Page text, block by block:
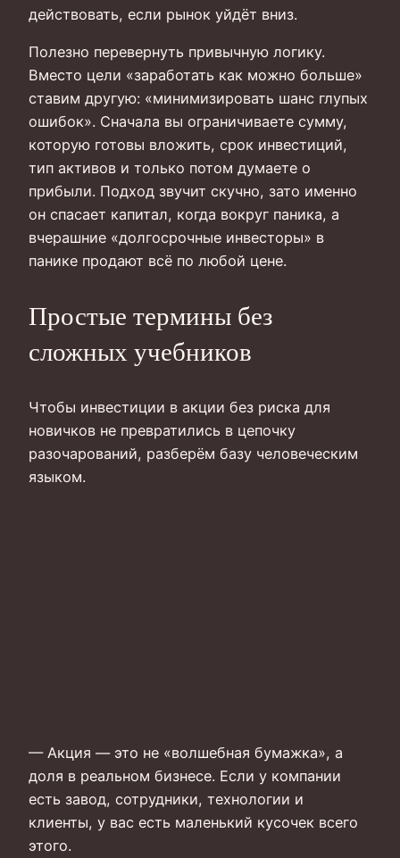
действовать, если рынок уйдёт вниз.
Полезно перевернуть привычную логику.
Вместо цели «заработать как можно больше»
ставим другую: «минимизировать шанс глупых
ошибок». Сначала вы ограничиваете сумму,
которую готовы вложить, срок инвестиций,
тип активов и только потом думаете о
прибыли. Подход звучит скучно, зато именно
он спасает капитал, когда вокруг паника, а
вчерашние «долгосрочные инвесторы» в
панике продают всё по любой цене.
Простые термины без
сложных учебников
Чтобы инвестиции в акции без риска для
новичков не превратились в цепочку
разочарований, разберём базу человеческим
языком.
— Акция — это не «волшебная бумажка», а
доля в реальном бизнесе. Если у компании
есть завод, сотрудники, технологии и
клиенты, у вас есть маленький кусочек всего
этого.